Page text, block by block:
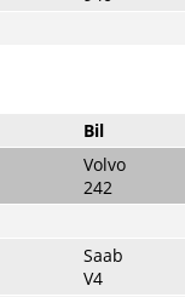
Bil
Volvo
242
Saab
V4